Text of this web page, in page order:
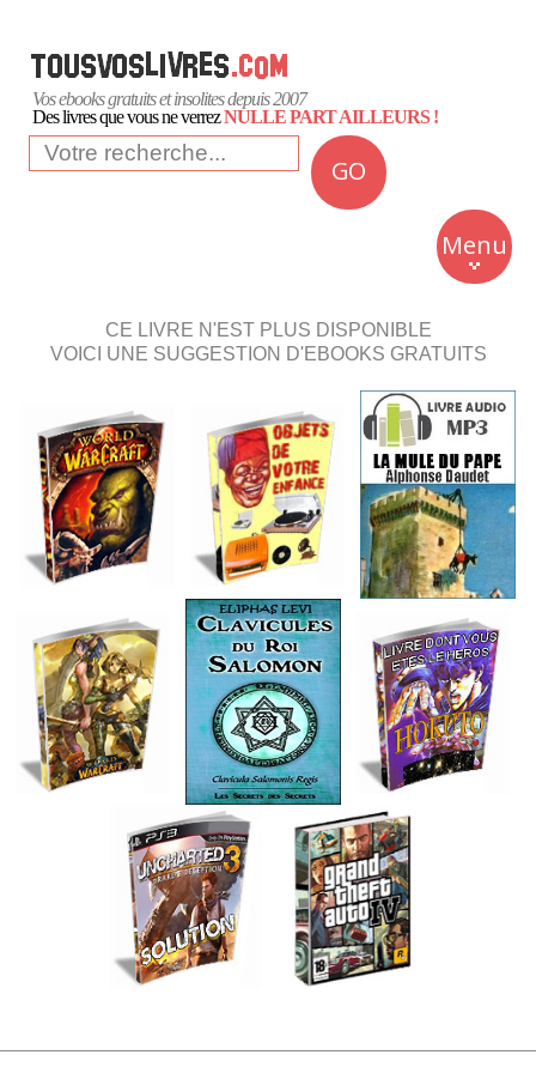
Vos ebooks gratuits et insolites depuis 2007
Des livres que vous ne verrezNULLE PART AILLEURS !
GO
Menu
Insolite
Business
Romans
Quotidien
CE LIVRE N'EST PLUS DISPONIBLE
VOICI UNE SUGGESTION D'EBOOKS GRATUITS